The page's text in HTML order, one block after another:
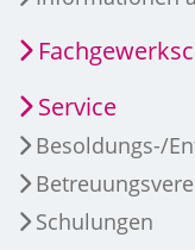
Service
Besoldungs-/
Schulungen